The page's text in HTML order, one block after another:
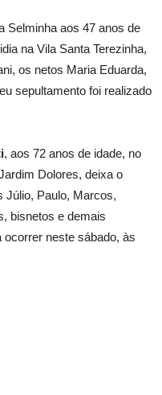
Selminha aos 47 anos de
na Vila Santa Terezinha,
os netos Maria Eduarda,
sepultamento foi realizado
, aos 72 anos de idade, no
Dolores, deixa o
Júlio, Paulo, Marcos,
bisnetos e demais
neste sábado, às